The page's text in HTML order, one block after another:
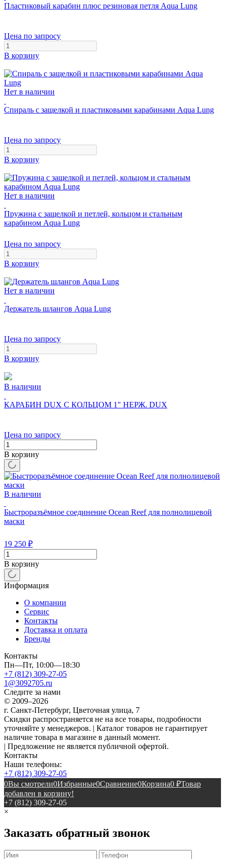
Пластиковый карабин плюс резиновая петля Aqua Lung
Цена по запросу
В корзину
Нет в наличии
Спираль с защелкой и пластиковыми карабинами Aqua Lung
Цена по запросу
В корзину
Нет в наличии
Пружина с защелкой и петлей, кольцом и стальным
карабином Aqua Lung
Цена по запросу
В корзину
Нет в наличии
Держатель шлангов Aqua Lung
Цена по запросу
В корзину
В наличии
КАРАБИН DUX С КОЛЬЦОМ 1" НЕРЖ. DUX
Цена по запросу
В корзину
В наличии
Быстроразъёмное соединение Ocean Reef для полнолицевой
маски
19 250 ₽
В корзину
Информация
О компании
Сервис
Контакты
Доставка и оплата
Бренды
Контакты
Пн—Пт, 10:00—18:30
+7 (812) 309-27-05
1@3092705.ru
Следите за нами
© 2009–2026
г. Санкт-Петербург, Цветочная улица, 7
Скидки распространяется не на все товары, подробности
уточняйте у менеджеров. | Каталог товаров не гарантирует
наличие товара в магазине в данный момент.
| Предложение не является публичной офертой.
Контакты
Наши телефоны:
+7 (812) 309-27-05
0Вы смотрели0Избранные0Сравнение0Корзина0 ₽Товар
добавлен в корзину!
+7 (812) 309-27-05
×
Заказать обратный звонок